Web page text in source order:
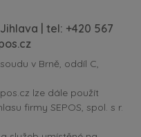
| tel: +420 567
v Brně, oddíl C,
lze dále použít
firmy SEPOS, spol. s r.